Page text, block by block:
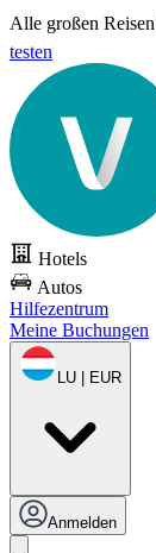
Alle großen Reisen
testen
Hotels
Autos
Hilfezentrum
Meine Buchungen
LU | EUR
Anmelden